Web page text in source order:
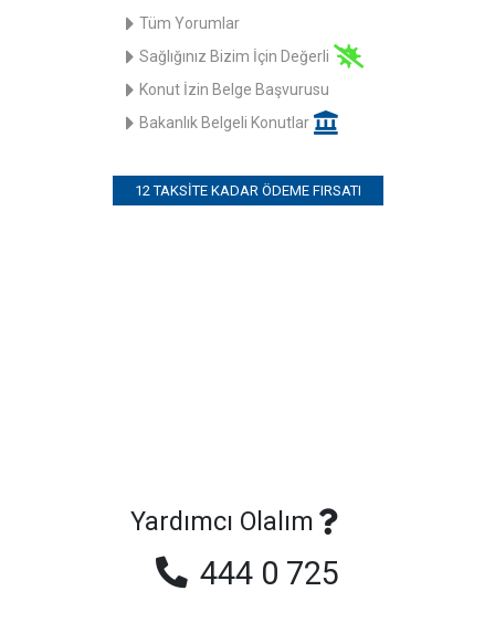
Tüm Yorumlar
Sağlığınız Bizim İçin Değerli
Konut İzin Belge Başvurusu
Bakanlık Belgeli Konutlar
12 TAKSITE KADAR ÖDEME FIRSATI
Yardımcı Olalım
444 0 725